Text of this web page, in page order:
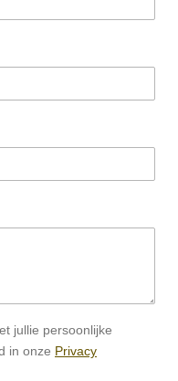
jullie persoonlijke
in onze Privacy